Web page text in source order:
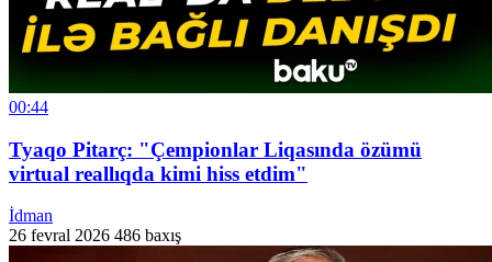
00:44
Tyaqo Pitarç: "Çempionlar Liqasında özümü
virtual reallıqda kimi hiss etdim"
İdman
26 fevral 2026 486 baxış